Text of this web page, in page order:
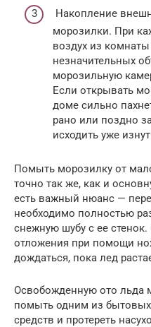
Накопление
морозилки. При
воздух из
незначительных
морозильную
Если открывать
доме сильно
рано или поздно
исходить уже
Помыть морозилку от
точно так же, как и
есть важный нюанс —
необходимо полностью
снежную шубу с ее
отложения при помощи
дождаться, пока лед
Освобожденную ото льда
помыть одним из
средств и протереть